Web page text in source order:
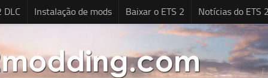
DLC Instalação de mods Baixar o ETS 2 Notícias do ETS 2